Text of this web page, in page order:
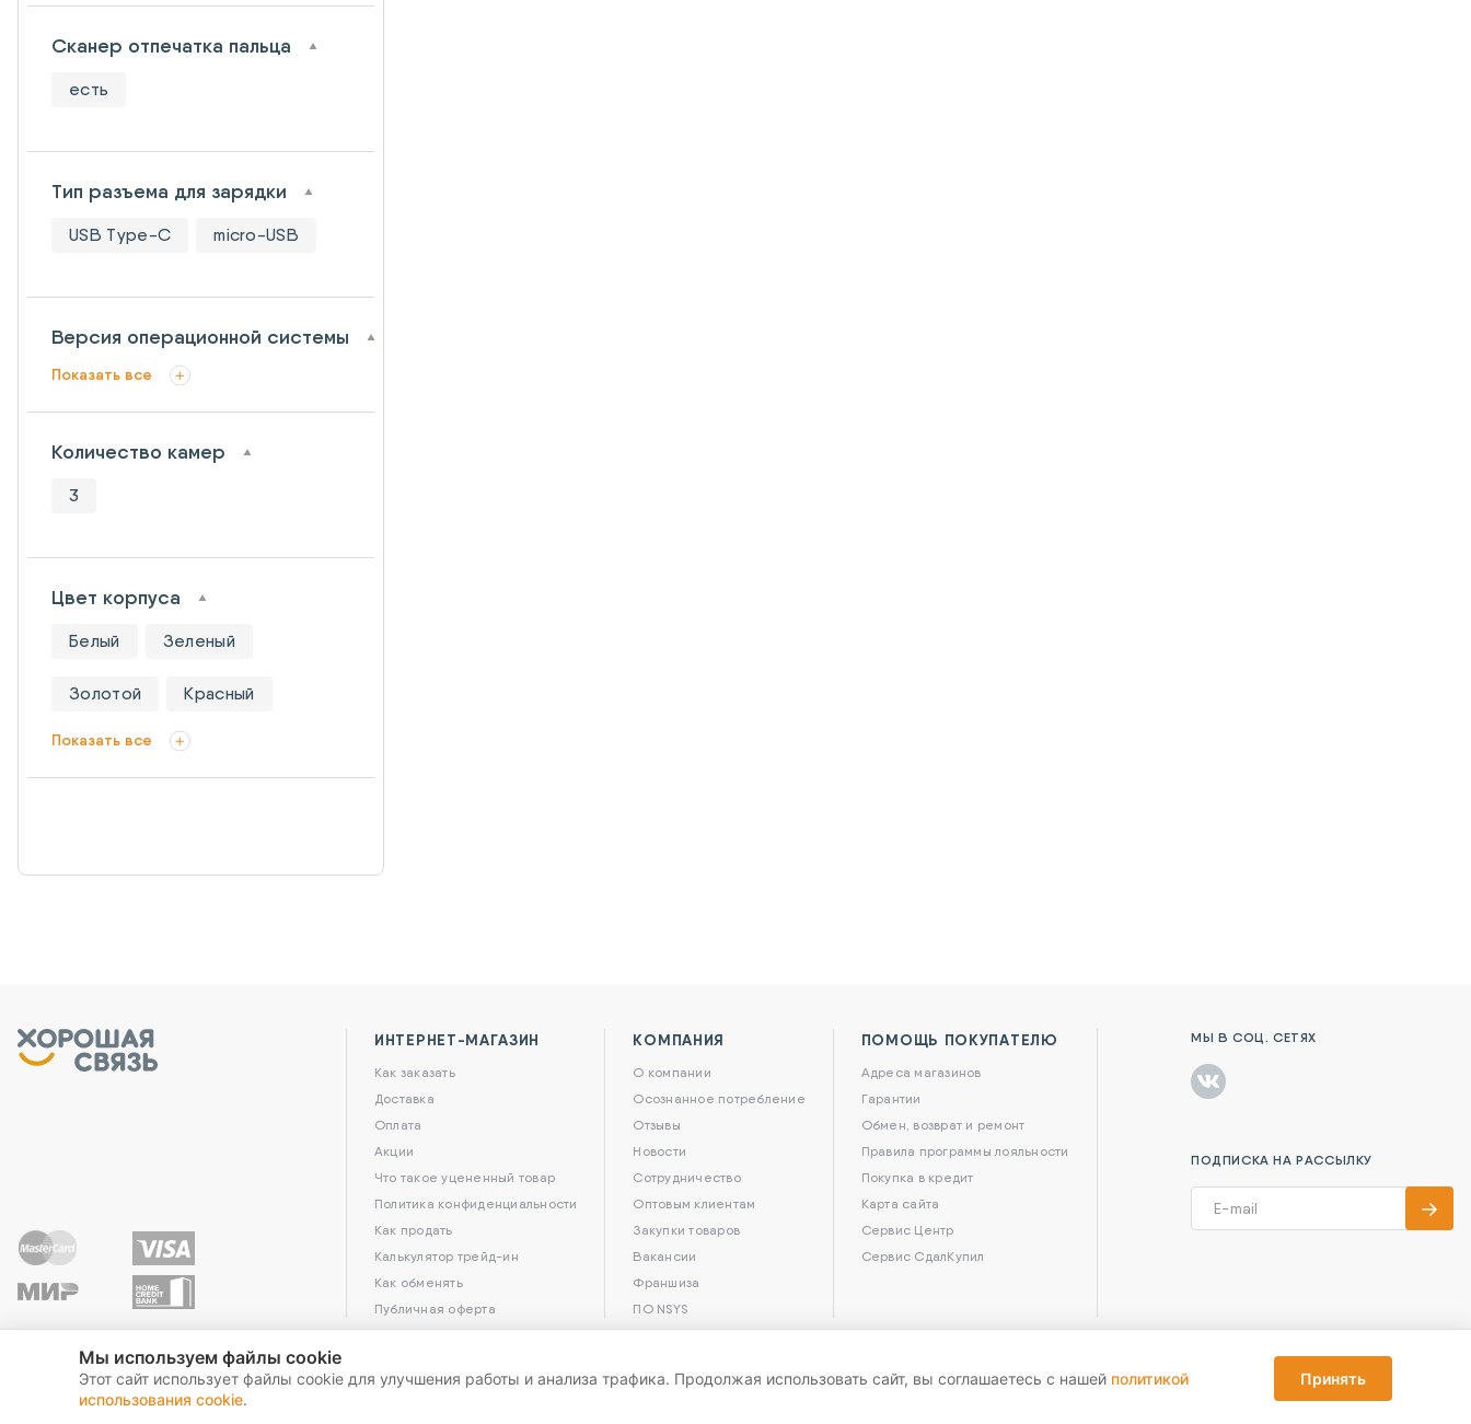
Сканер отпечатка пальца
есть
Тип разъема для зарядки
USB Type-C micro-USB
Версия операционной системы
Показать все
Количество камер
3
Цвет корпуса
Белый Зеленый
Золотой Красный
Показать все
ИНТЕРНЕТ-МАГАЗИН
Как заказать
Доставка
Оплата
Акции
Что такое уцененный товар
Политика конфиденциальности
Как продать
Калькулятор трейд-ин
Как обменять
Публичная оферта
КОМПАНИЯ
О компании
Осознанное потребление
Отзывы
Новости
Сотрудничество
Оптовым клиентам
Закупки товаров
Вакансии
Франшиза
ПО NSYS
ПОМОЩЬ ПОКУПАТЕЛЮ
Адреса магазинов
Гарантии
Обмен, возврат и ремонт
Правила программы лояльности
Покупка в кредит
Карта сайта
Сервис Центр
Сервис СдалКупил
МЫ В СОЦ. СЕТЯХ
ПОДПИСКА НА РАССЫЛКУ
2026 Хорошая связь. All Rights Reserved. Reka Digital Agency
Мы используем файлы cookie
Этот сайт использует файлы cookie для улучшения работы и анализа трафика. Продолжая использовать сайт, вы соглашаетесь с нашей политикой
использования cookie.
Принять